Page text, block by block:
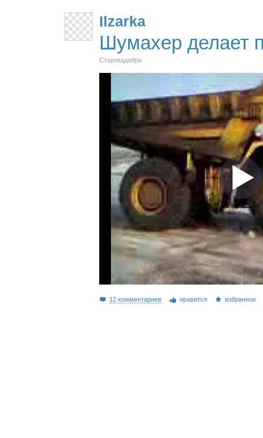
Ilzarka
Шумахер делает
Старокадабра
12 комментариев нравится избранное